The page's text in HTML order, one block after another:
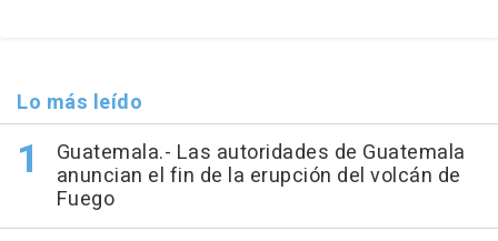
Lo más leído
Guatemala.- Las autoridades de Guatemala
anuncian el fin de la erupción del volcán de
Fuego